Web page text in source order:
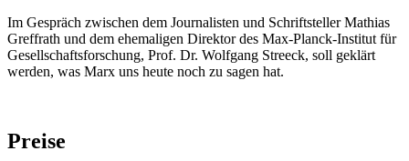
Im Gespräch zwischen dem Journalisten und Schriftsteller Mathias
Greffrath und dem ehemaligen Direktor des Max-Planck-Institut für
Gesellschaftsforschung, Prof. Dr. Wolfgang Streeck, soll geklärt
werden, was Marx uns heute noch zu sagen hat.
Preise